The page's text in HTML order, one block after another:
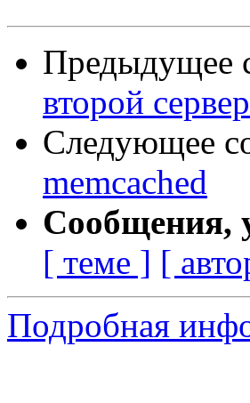
Предыдущее
второй сервер
Следующее
memcached
Сообщения,
[ теме ] [
Подробная